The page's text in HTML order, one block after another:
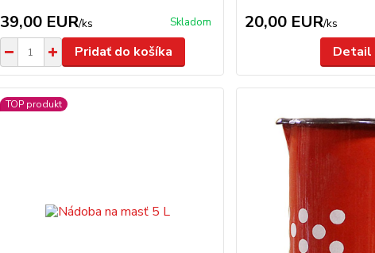
39,00 EUR/ks Skladom
Pridať do košíka
20,00 EUR/ks
Detail
TOP produkt